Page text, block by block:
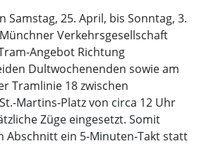
Samstag, 25. April, bis Sonntag, 3.
Verkehrsgesellschaft
Angebot Richtung
Dultwochenenden sowie am
Tramlinie 18 zwischen
Martins-Platz von circa 12 Uhr
Züge eingesetzt. Somit
Abschnitt ein 5-Minuten-Takt statt